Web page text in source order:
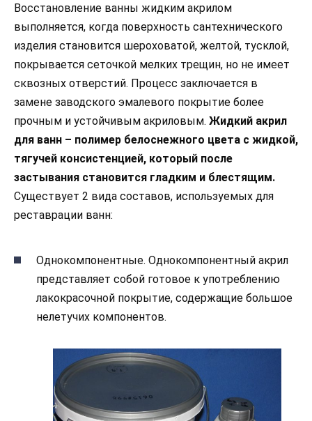
Восстановление ванны жидким акрилом
выполняется, когда поверхность сантехнического
изделия становится шероховатой, желтой, тусклой,
покрывается сеточкой мелких трещин, но не имеет
сквозных отверстий. Процесс заключается в
замене заводского эмалевого покрытие более
прочным и устойчивым акриловым. Жидкий акрил
для ванн – полимер белоснежного цвета с жидкой,
тягучей консистенцией, который после
застывания становится гладким и блестящим.
Существует 2 вида составов, используемых для
реставрации ванн:
Однокомпонентные. Однокомпонентный акрил
представляет собой готовое к употреблению
лакокрасочной покрытие, содержащие большое
нелетучих компонентов.